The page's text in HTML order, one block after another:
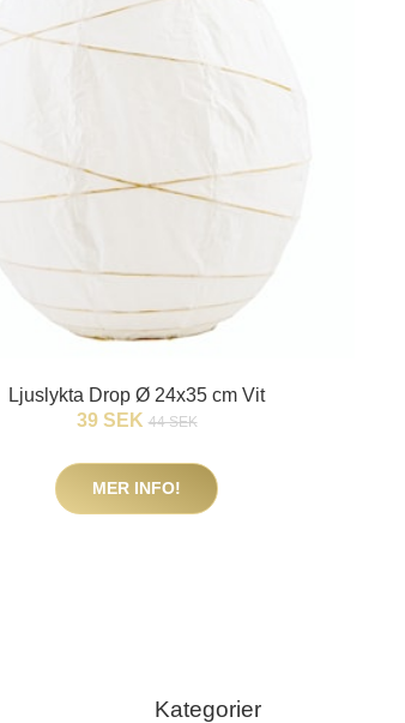
Ljuslykta Drop Ø 24x35 cm Vit
39 SEK 44 SEK
MER INFO!
Kategorier